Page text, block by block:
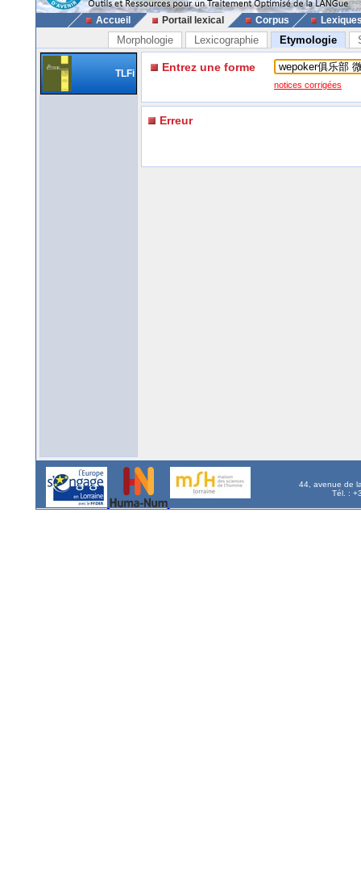
Accueil Portail lexical Corpus
Morphologie Lexicographie Etymologie
TLFi Entrez une forme
notices corrigées
Erreur
44, avenue de
Tél. :